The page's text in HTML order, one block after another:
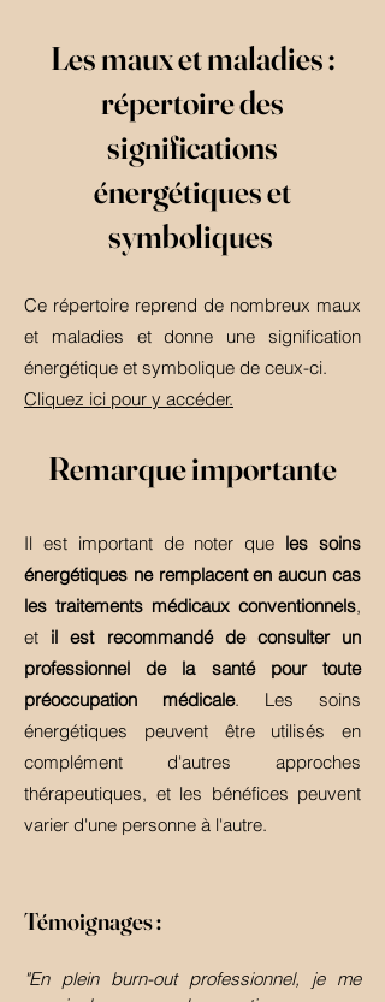
Les maux et maladies :
répertoire des
significations
énergétiques et
symboliques
Ce répertoire reprend de nombreux maux
et maladies et donne une signification
énergétique et symbolique de ceux-ci.
Cliquez ici pour y accéder.
Remarque importante
Il est important de noter que les soins
énergétiques ne remplacent en aucun cas
les traitements médicaux conventionnels,
et il est
recommandé de consulter un
professionnel de la santé pour toute
préoccupation médicale. Les soins
énergétiques peuvent être utilisés en
complément d'autres approches
thérapeutiques, et les bénéfices peuvent
varier d'une personne à l'autre.
Témoignages :
"En plein burn-out professionnel, je me